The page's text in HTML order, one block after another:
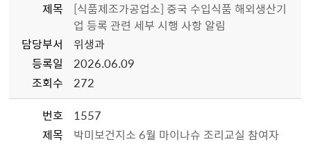
제목
[식품제조가공업소] 중국 수입식품 해외생산기
업 등록 관련 세부 시행 사항 알림
담당부서
위생과
등록일
2026.06.09
조회수
272
번호
1557
제목
박미보건지소 6월 마이나슈 조리교실 참여자